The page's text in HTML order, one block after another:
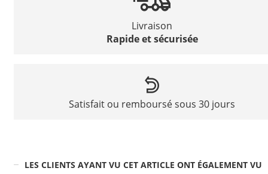
Livraison
Rapide et sécurisée
Satisfait ou remboursé sous 30 jours
LES CLIENTS AYANT VU CET ARTICLE ONT ÉGALEMENT VU